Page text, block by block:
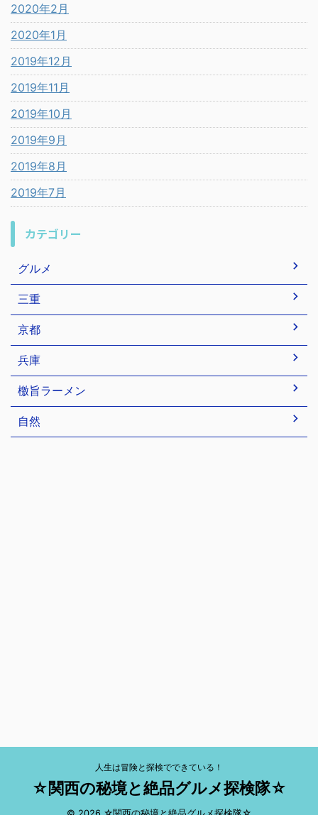
2020年2月
2020年1月
2019年12月
2019年11月
2019年10月
2019年9月
2019年8月
2019年7月
カテゴリー
グルメ
三重
京都
兵庫
檄旨ラーメン
自然
人生は冒険と探検でできている！
☆関西の秘境と絶品グルメ探検隊☆